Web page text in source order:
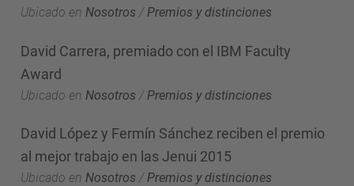
Ubicado en Nosotros /Premios y distinciones
David Carrera, premiado con el IBM Faculty
Award
Ubicado en Nosotros / Premios y distinciones
David López y Fermín Sánchez reciben el premio
al mejor trabajo en las Jenui 2015
Ubicado en Nosotros /Premios y distinciones